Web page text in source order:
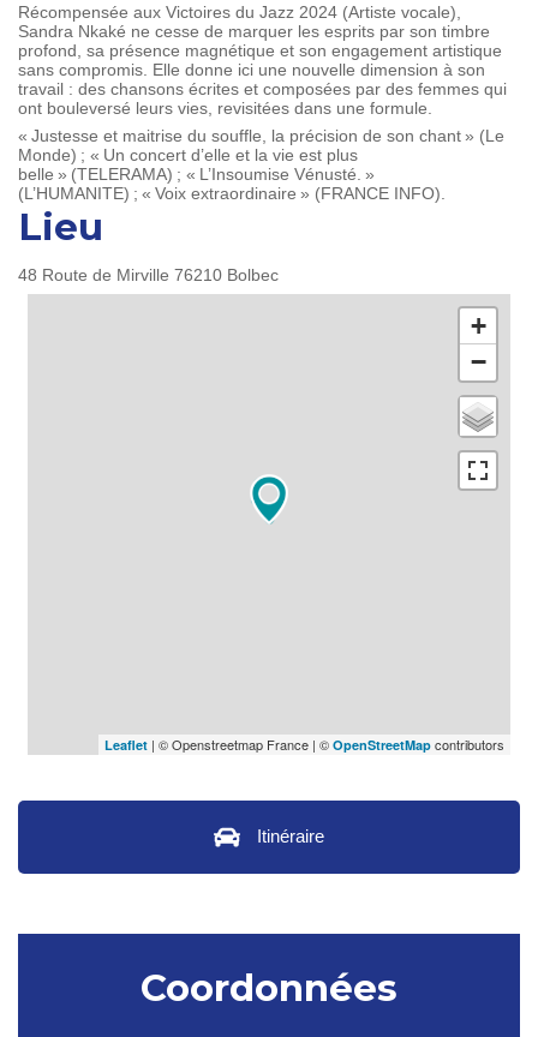
Récompensée aux Victoires du Jazz 2024 (Artiste vocale),
Sandra Nkaké ne cesse de marquer les esprits par son timbre
profond, sa présence magnétique et son engagement artistique
sans compromis. Elle donne ici une nouvelle dimension à son
travail : des chansons écrites et composées par des femmes qui
ont bouleversé leurs vies, revisitées dans une formule.
« Justesse et maitrise du souffle, la précision de son chant » (Le
Monde) ; « Un concert d’elle et la vie est plus
belle » (TELERAMA) ; « L’Insoumise Vénusté. »
(L’HUMANITE) ; « Voix extraordinaire » (FRANCE INFO).
Lieu
48 Route de Mirville 76210 Bolbec
+
−
Leaflet | © Openstreetmap France | © OpenStreetMap contributors
Itinéraire
Coordonnées